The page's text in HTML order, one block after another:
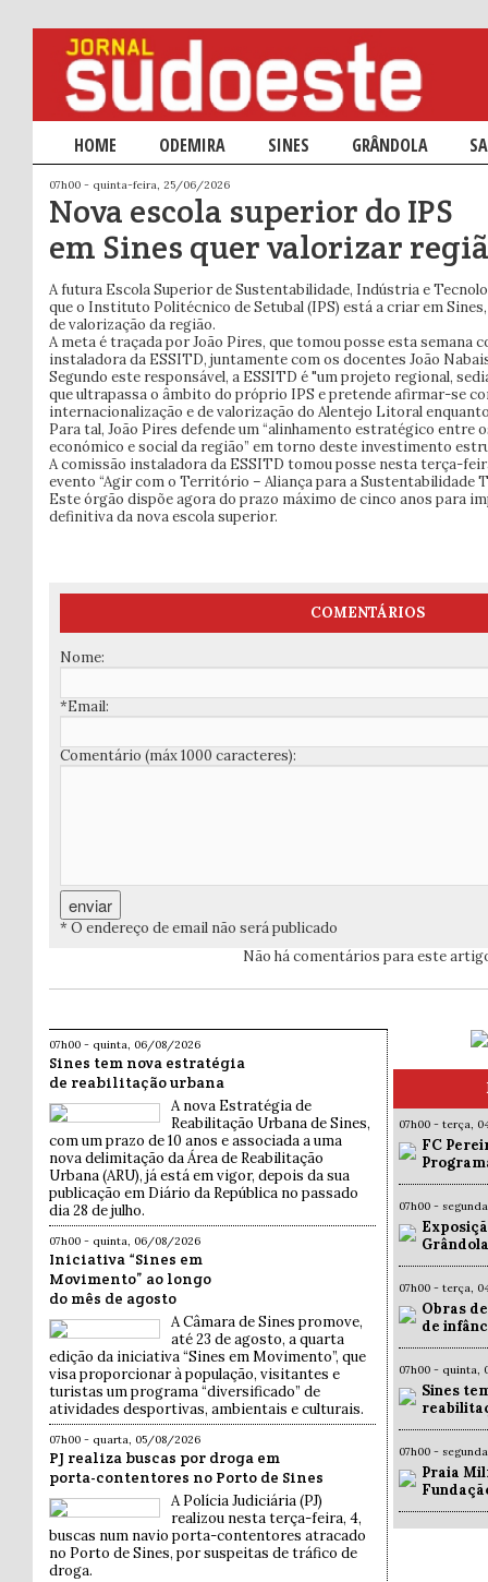
Menu principal
SALTAR PARA O CONTEÚDO PRIMÁRIO
SALTAR PARA O CONTEÚDO SECUNDÁRIO
HOME ODEMIRA SINES GRÂNDOLA
07h00 - quinta-feira, 25/06/2026
Nova escola superior do IPS
em Sines quer valorizar
A futura Escola Superior de Sustentabilidade, Indústria e
que o Instituto Politécnico de Setubal (IPS) está a criar em
de valorização da região.
A meta é traçada por João Pires, que tomou posse esta semana
instaladora da ESSITD, juntamente com os docentes João
Segundo este responsável, a ESSITD é "um projeto regional,
que ultrapassa o âmbito do próprio IPS e pretende afirmar-se
internacionalização e de valorização do Alentejo Litoral
Para tal, João Pires defende um “alinhamento estratégico entre
económico e social da região” em torno deste investimento
A comissão instaladora da ESSITD tomou posse nesta terça-
evento “Agir com o Território – Aliança para a Sustentabilidade
Este órgão dispõe agora do prazo máximo de cinco anos para
definitiva da nova escola superior.
COMENTÁRIOS
Nome:
*Email:
Comentário (máx 1000 caracteres):
* O endereço de email não será publicado
Não há comentários para este
07h00 - quinta, 06/08/2026
Sines tem nova estratégia
de reabilitação urbana
A nova Estratégia de
Reabilitação Urbana de Sines,
com um prazo de 10 anos e associada a uma
nova delimitação da Área de Reabilitação
Urbana (ARU), já está em vigor, depois da sua
publicação em Diário da República no passado
dia 28 de julho.
07h00 - quinta, 06/08/2026
Iniciativa “Sines em
Movimento” ao longo
do mês de agosto
A Câmara de Sines promove,
até 23 de agosto, a quarta
edição da iniciativa “Sines em Movimento”, que
visa proporcionar à população, visitantes e
turistas um programa “diversificado” de
atividades desportivas, ambientais e culturais.
07h00 - quarta, 05/08/2026
PJ realiza buscas por droga em
porta-contentores no Porto de Sines
A Polícia Judiciária (PJ)
realizou nesta terça-feira, 4,
buscas num navio porta-contentores atracado
no Porto de Sines, por suspeitas de tráfico de
droga.
07h00 - terça,
FC
07h00 -
07h00 - terça,
Obras
de
07h00 - quinta,
Sines
07h00 -
Praia